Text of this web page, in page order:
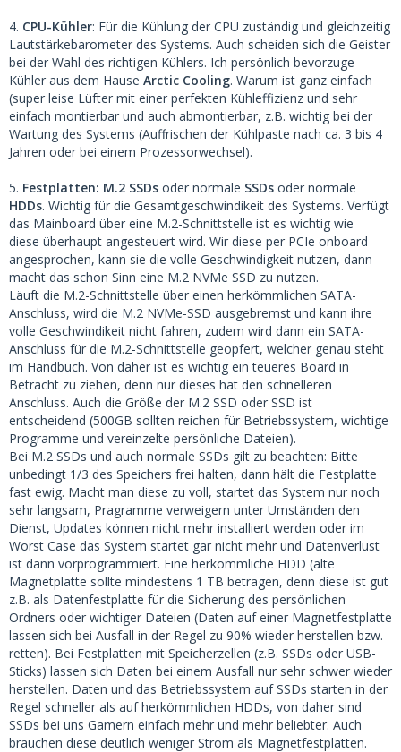
4. CPU-Kühler: Für die Kühlung der CPU zuständig und gleichzeitig
Lautstärkebarometer des Systems. Auch scheiden sich die Geister
bei der Wahl des richtigen Kühlers. Ich persönlich bevorzuge
Kühler aus dem Hause Arctic Cooling. Warum ist ganz einfach
(super leise Lüfter mit einer perfekten Kühleffizienz und sehr
einfach montierbar und auch abmontierbar, z.B. wichtig bei der
Wartung des Systems (Auffrischen der Kühlpaste nach ca. 3 bis 4
Jahren oder bei einem Prozessorwechsel).
5. Festplatten: M.2 SSDs oder normale SSDs oder normale
HDDs. Wichtig für die Gesamtgeschwindikeit des Systems. Verfügt
das Mainboard über eine M.2-Schnittstelle ist es wichtig wie
diese überhaupt angesteuert wird. Wir diese per PCIe onboard
angesprochen, kann sie die volle Geschwindigkeit nutzen, dann
macht das schon Sinn eine M.2 NVMe SSD zu nutzen.
Läuft die M.2-Schnittstelle über einen herkömmlichen SATA-
Anschluss, wird die M.2 NVMe-SSD ausgebremst und kann ihre
volle Geschwindikeit nicht fahren, zudem wird dann ein SATA-
Anschluss für die M.2-Schnittstelle geopfert, welcher genau steht
im Handbuch. Von daher ist es wichtig ein teueres Board in
Betracht zu ziehen, denn nur dieses hat den schnelleren
Anschluss. Auch die Größe der M.2 SSD oder SSD ist
entscheidend (500GB sollten reichen für Betriebssystem, wichtige
Programme und vereinzelte persönliche Dateien).
Bei M.2 SSDs und auch normale SSDs gilt zu beachten: Bitte
unbedingt 1/3 des Speichers frei halten, dann hält die Festplatte
fast ewig. Macht man diese zu voll, startet das System nur noch
sehr langsam, Pragramme verweigern unter Umständen den
Dienst, Updates können nicht mehr installiert werden oder im
Worst Case das System startet gar nicht mehr und Datenverlust
ist dann vorprogrammiert. Eine herkömmliche HDD (alte
Magnetplatte sollte mindestens 1 TB betragen, denn diese ist gut
z.B. als Datenfestplatte für die Sicherung des persönlichen
Ordners oder wichtiger Dateien (Daten auf einer Magnetfestplatte
lassen sich bei Ausfall in der Regel zu 90% wieder herstellen bzw.
retten). Bei Festplatten mit Speicherzellen (z.B. SSDs oder USB-
Sticks) lassen sich Daten bei einem Ausfall nur sehr schwer wieder
herstellen. Daten und das Betriebssystem auf SSDs starten in der
Regel schneller als auf herkömmlichen HDDs, von daher sind
SSDs bei uns Gamern einfach mehr und mehr beliebter. Auch
brauchen diese deutlich weniger Strom als Magnetfestplatten.